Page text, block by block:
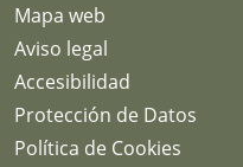
Mapa web
Aviso legal
Accesibilidad
Protección de Datos
Política de Cookies